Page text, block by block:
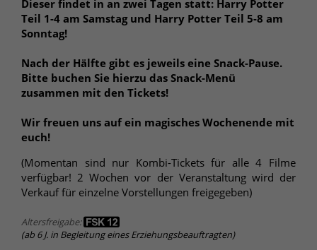
Dieser findet in an zwei Tagen statt: Harry Potter
Teil 1-4 am Samstag und Harry Potter Teil 5-8 am
Sonntag!
Nach der Hälfte gibt es jeweils eine Snack-Pause.
Bitte buchen Sie hierzu das Snack-Menü
zusammen mit den Tickets!
Wir freuen uns auf ein magisches Wochenende mit
euch!
(Momentan sind nur Kombi-Tickets für alle 4 Filme
verfügbar! 2 Wochen vor der Veranstaltung wird der
Verkauf für einzelne Vorstellungen freigegeben)
Altersfreigabe:
(ab 6 J. in Begleitung eines Erziehungsbeauftragten)